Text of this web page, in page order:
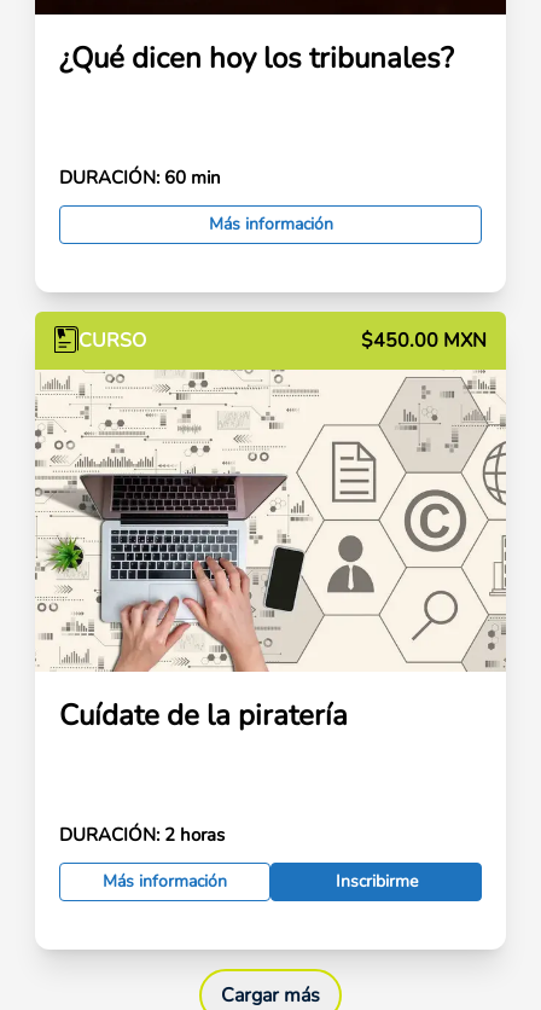
¿Qué dicen hoy los tribunales?
DURACIÓN: 60 min
Más información
CURSO $450.00 MXN
Cuídate de la piratería
DURACIÓN: 2 horas
Más información Inscribirme
Cargar más